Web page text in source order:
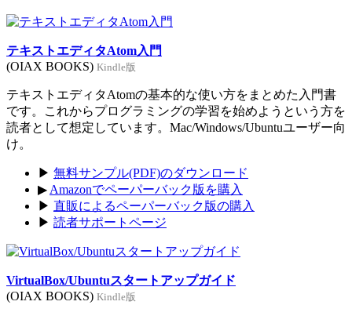
テキストエディタAtom入門
(OIAX BOOKS) Kindle版
テキストエディタAtomの基本的な使い方をまとめた入門書
です。これからプログラミングの学習を始めようという方を
読者として想定しています。Mac/Windows/Ubuntuユーザー向
け。
▶ 無料サンプル(PDF)のダウンロード
▶ Amazonでペーパーバック版を購入
▶ 直販によるペーパーバック版の購入
▶ 読者サポートページ
VirtualBox/Ubuntuスタートアップガイド
(OIAX BOOKS) Kindle版